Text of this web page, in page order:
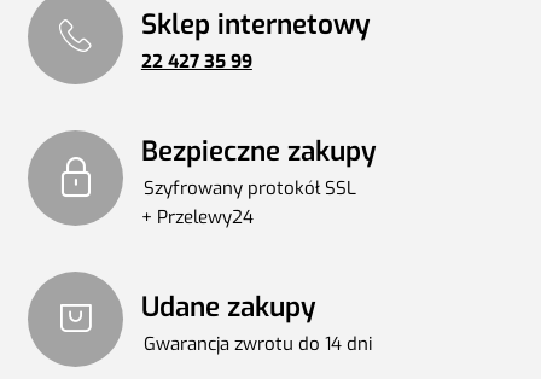
Nadaje się do mocowania płyt XPS do powierzchni
podziemnych części budynków i budowli, przy
wykonywaniu obwodowej instalacji cieplnej oraz do
ykazuje doskonałą przyczepność do materiałów
takich jak: beton, tynki, cegła, drewno, metal oraz
styropian.
Sklep internetowy
22 427 35 99
Bezpieczne zakupy
Szyfrowany protokół SSL
+ Przelewy24
Udane zakupy
Gwarancja zwrotu do 14 dni